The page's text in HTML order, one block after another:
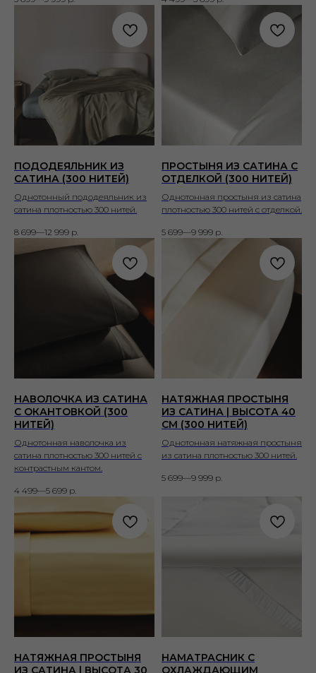
ПОДОДЕЯЛЬНИК ИЗ
САТИНА (300 НИТЕЙ)
Однотонный пододеяльник из
сатина плотностью 300 нитей.
8 699—12 999 р.
ПРОСТЫНЯ ИЗ САТИНА С
ОТДЕЛКОЙ (300 НИТЕЙ)
Однотонная простыня из сатина
плотностью 300 нитей с отделкой.
5 699—9 999 р.
НАВОЛОЧКА ИЗ САТИНА
С ОКАНТОВКОЙ (300
НИТЕЙ)
Однотонная наволочка из
сатина плотностью 300 нитей с
контрастным кантом.
4 499—5 699 р.
НАТЯЖНАЯ ПРОСТЫНЯ
ИЗ САТИНА | ВЫСОТА 40
СМ (300 НИТЕЙ)
Однотонная натяжная простыня
из сатина плотностью 300 нитей.
5 699—9 999 р.
НАТЯЖНАЯ ПРОСТЫНЯ
ИЗ САТИНА | ВЫСОТА 30
НАМАТРАСНИК С
ОХЛАЖДАЮЩИМ